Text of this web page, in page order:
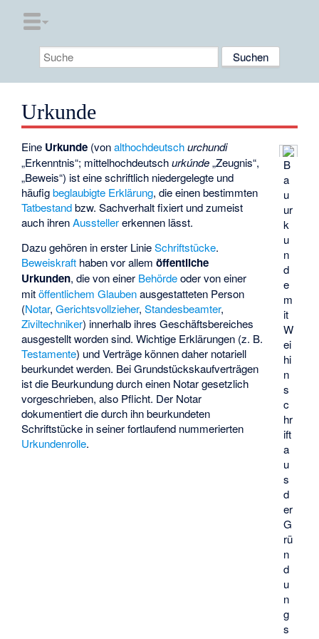
Urkunde
B
a
u
ur
k
u
n
d
e
m
it
W
ei
hi
n
s
c
hr
ift
a
u
s
d
er
G
rü
n
d
u
n
g
s
Eine Urkunde (vonalthochdeutsch urchundi
„Erkenntnis“; mittelhochdeutschurkúnde„Zeugnis“,
„Beweis“) ist eine schriftlich niedergelegte und
häufigbeglaubigte Erklärung, die einen bestimmten
Tatbestandbzw. Sachverhalt fixiert und zumeist
auch ihrenAusstellererkennen lässt.
Dazu gehören in erster LinieSchriftstücke.
Beweiskraft haben vor allemöffentliche
Urkunden, die von einer Behördeoder von einer
mitöffentlichem Glaubenausgestatteten Person
(Notar,Gerichtsvollzieher,Standesbeamter,
Ziviltechniker) innerhalb ihres Geschäftsbereiches
ausgestellt worden sind. Wichtige Erklärungen (z. B.
Testamente) und Verträge können daher notariell
beurkundet werden. Bei Grundstückskaufverträgen
ist die Beurkundung durch einen Notar gesetzlich
vorgeschrieben, also Pflicht. Der Notar
dokumentiert die durch ihn beurkundeten
Schriftstücke in seiner fortlaufend nummerierten
Urkundenrolle.